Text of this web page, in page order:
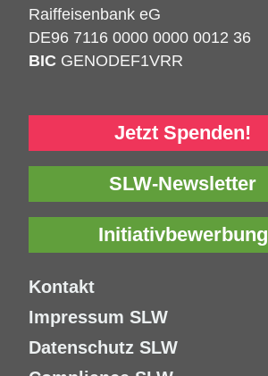
Raiffeisenbank eG
DE96 7116 0000 0000 0012 36
BIC GENODEF1VRR
Jetzt Spenden!
SLW-Newsletter
Initiativbewerbung
Kontakt
Impressum SLW
Datenschutz SLW